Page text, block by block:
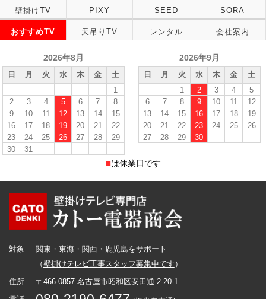
壁掛けTV PIXY SEED SORA
おすすめTV 天吊りTV レンタル 会社案内
2026年8月
日 月 火 水 木 金
土
1
2
3 4 5 6 7
8
9
10 11 12 13 14
15
16
17 18 19 20 21
22
23
24 25 26 27 28
29
30
31
2026年9月
日 月 火 水 木 金
土
1
2 3 4
5
6
7 8 9 10 11
12
13
14 15 16 17 18
19
20
21 22 23 24 25
26
27
28 29 30
■は休業日です
対象
関東・東海・関西・鹿児島をサポート
（壁掛けテレビ工事スタッフ募集中です ）
住所
〒466-0857 名古屋市昭和区安田通 2-20-1